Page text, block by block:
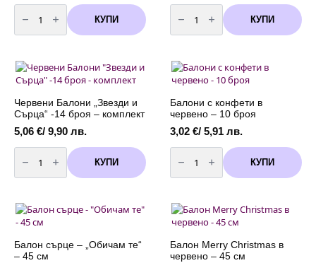
количество
за
Балон
с
I
Love
you"
45
см
КУПИ
количество
за
Балон
Мече
Love
This
Much
105
см
КУПИ
Червени Балони „Звезди и
Сърца“ -14 броя – комплект
5,06 €/ 9,90 лв.
количество
за
Червени
Балони
Сърца"
-14
броя
комплект
КУПИ
Балони с конфети в
червено – 10 броя
3,02 €/ 5,91 лв.
количество
за
Балони
с
червено
-
10
КУПИ
Балон сърце – „Обичам те“
– 45 см
Балон Merry Christmas в
червено – 45 см